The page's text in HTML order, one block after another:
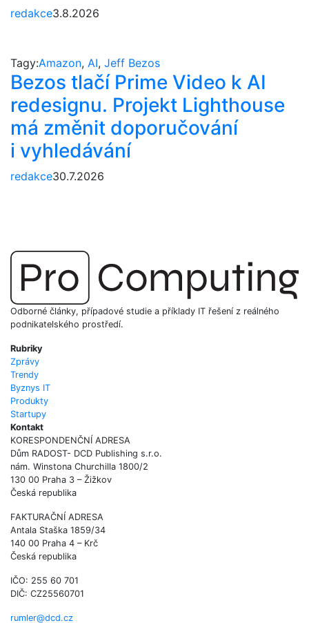
redakce3.8.2026
Tagy:Amazon, AI, Jeff Bezos
Bezos tlačí Prime Video k AI
redesignu. Projekt Lighthouse
má změnit doporučování
i vyhledávání
redakce30.7.2026
Odborné články, případové studie a příklady IT řešení z reálného
podnikatelského prostředí.
Rubriky
Zprávy
Trendy
Byznys IT
Produkty
Startupy
Kontakt
KORESPONDENČNÍ ADRESA
Dům RADOST- DCD Publishing s.r.o.
nám. Winstona Churchilla 1800/2
130 00 Praha 3 – Žižkov
Česká republika
FAKTURAČNÍ ADRESA
Antala Staška 1859/34
140 00 Praha 4 – Krč
Česká republika
IČO: 255 60 701
DIČ: CZ25560701
rumler@dcd.cz